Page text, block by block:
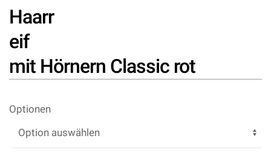
Haarr
eif
mit Hörnern Classic rot
Optionen